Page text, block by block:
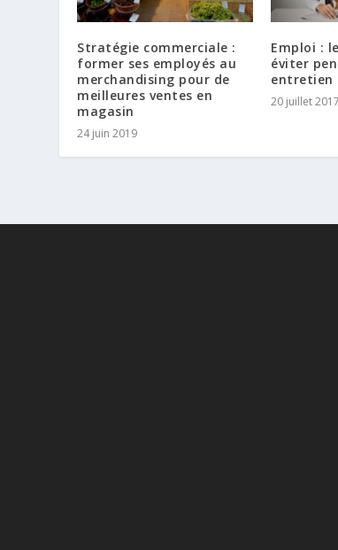
Stratégie commerciale :
former ses employés au
merchandising pour de
meilleures ventes en
magasin
24 juin 2019
Emploi :
éviter
entretien
20 juillet 2017